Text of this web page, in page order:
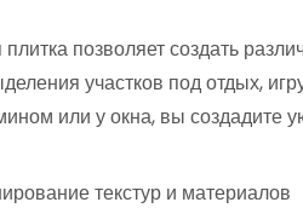
плитка позволяет создать
участков под отдых,
или у окна, вы создадите
текстур и материалов